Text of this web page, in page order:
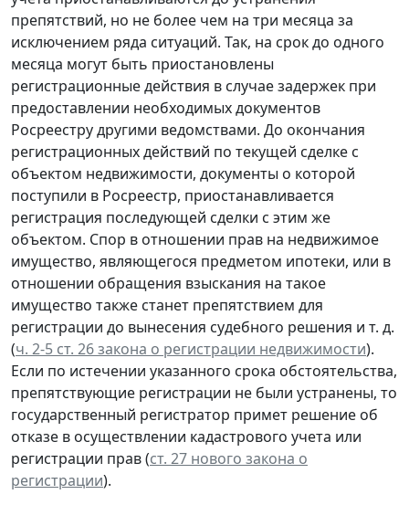
препятствий, но не более чем на три месяца за
исключением ряда ситуаций. Так, на срок до одного
месяца могут быть приостановлены
регистрационные действия в случае задержек при
предоставлении необходимых документов
Росреестру другими ведомствами. До окончания
регистрационных действий по текущей сделке с
объектом недвижимости, документы о которой
поступили в Росреестр, приостанавливается
регистрация последующей сделки с этим же
объектом. Спор в отношении прав на недвижимое
имущество, являющегося предметом ипотеки, или в
отношении обращения взыскания на такое
имущество также станет препятствием для
регистрации до вынесения судебного решения и т. д.
(ч. 2-5 ст. 26 закона о регистрации недвижимости).
Если по истечении указанного срока обстоятельства,
препятствующие регистрации не были устранены, то
государственный регистратор примет решение об
отказе в осуществлении кадастрового учета или
регистрации прав (ст. 27 нового закона о
регистрации).